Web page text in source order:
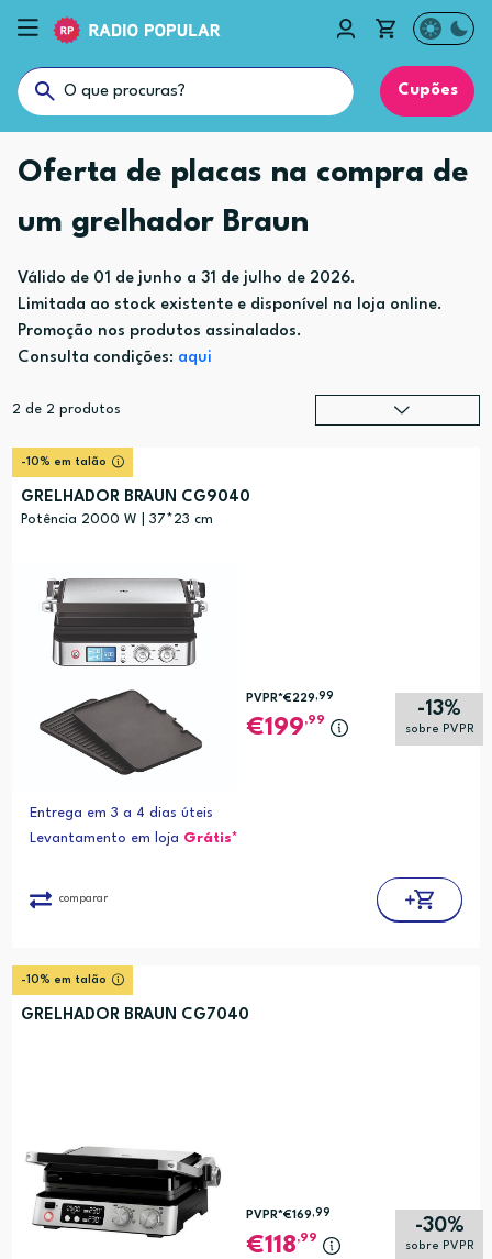
Cupões
Oferta de placas na compra de
um grelhador Braun
Válido de 01 de junho a 31 de julho de 2026.
Limitada ao stock existente e disponível na loja online.
Promoção nos produtos assinalados.
Consulta condições: aqui
2 de 2 produtos
-10% em talão
GRELHADOR BRAUN CG9040
Potência 2000 W | 37*23 cm
-13%
sobre PVPR
PVPR*€229 ,99
199,99
Entrega em 3 a 4 dias úteis
Levantamento em loja Grátis*
comparar
-10% em talão
GRELHADOR BRAUN CG7040
-30%
sobre PVPR
PVPR*€169,99
118,99